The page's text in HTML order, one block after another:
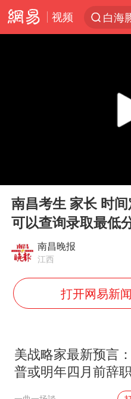
视频
白海
选专
茅台
大V
白
郑丽
Play
南昌考生 家长 时
可以查询录取最低
南昌晚报
江西
打开网易新
美战略家最新预言
普或明年四月前辞职